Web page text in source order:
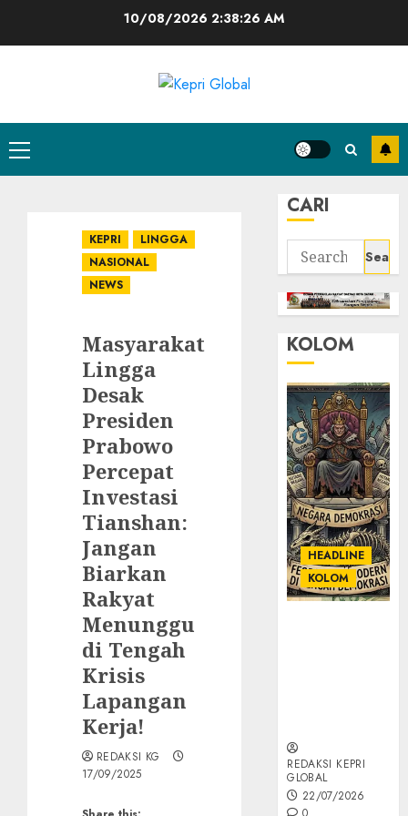
10/08/20262:38:27 AM
Primary
Menu
KEPRI
LINGGA
NASIONAL
NEWS
Masyarakat
Lingga
Desak
Presiden
Prabowo
Percepat
Investasi
Tianshan:
Jangan
Biarkan
Rakyat
Menunggu
di Tengah
Krisis
Lapangan
Kerja!
REDAKSI KG
17/09/2025
CARI
Search
for:
KOLOM
HEADLINE
KOLOM
REDAKSI KEPRI
GLOBAL
22/07/2026